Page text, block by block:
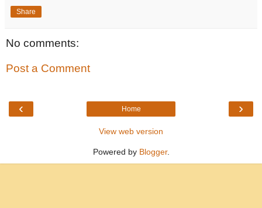
Share
No comments:
Post a Comment
‹ ›
Home
View web version
Powered by Blogger.